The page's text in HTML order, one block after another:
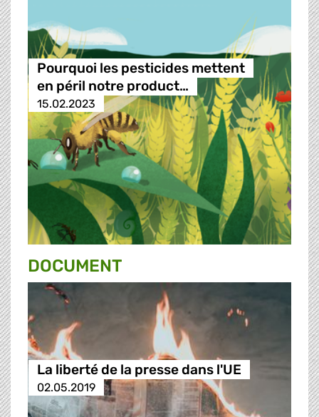
Pourquoi les pesticides mettent
en péril notre product…
15.02.2023
DOCUMENT
La liberté de la presse dans l'UE
02.05.2019